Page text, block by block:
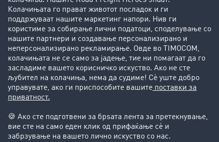
Потребни ви се повеќе
информации или помош?
Контактирајте не, со задоволство ќе Ви
+49 211 88 26 88 26
+49 211 88 26 53 00